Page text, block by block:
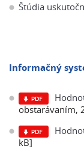
Štúdia
Informačný
obstarávaním,
kB]